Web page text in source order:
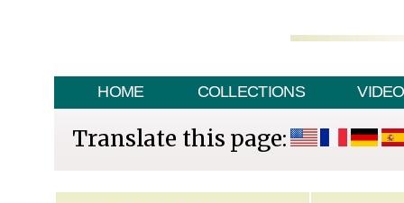
HOME COLLECTIONS VIDEO
Translate this page: